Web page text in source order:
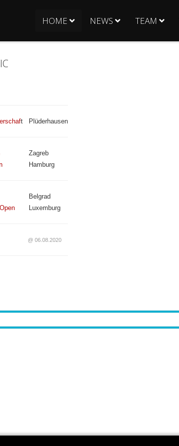
HOME NEWS TEAM
t Plüderhausen
Zagreb
Hamburg
Belgrad
Luxemburg
@ 06.08.2020